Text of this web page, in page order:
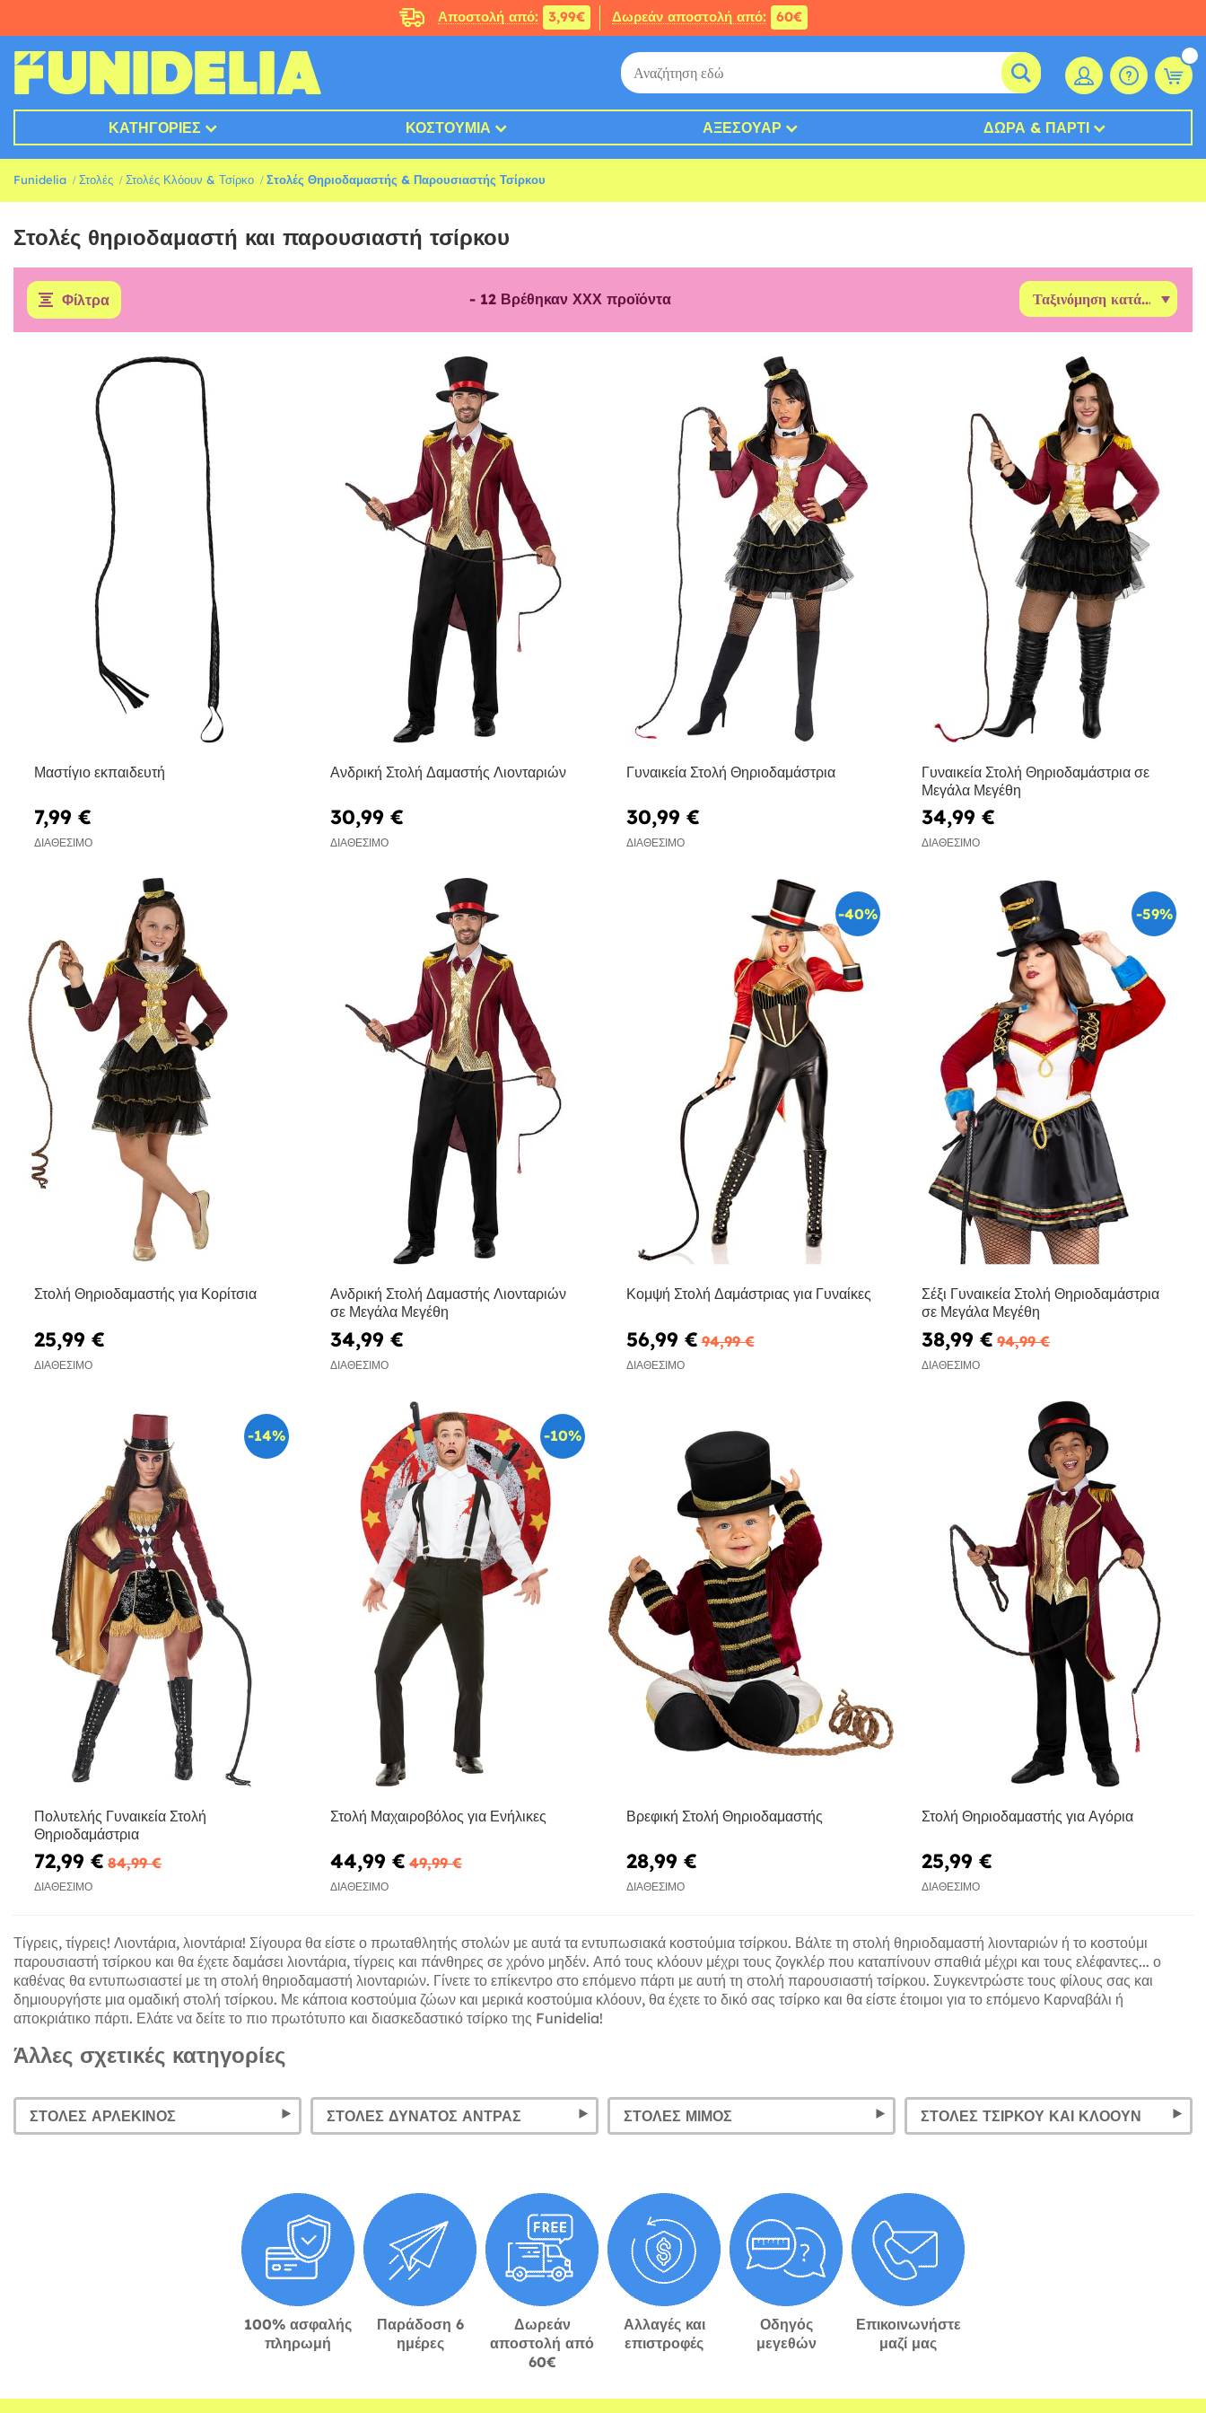
Αποστολή από: 3,99€ Δωρεάν αποστολή από: 60€
ΚΑΤΗΓΟΡΊΕΣ ΚΟΣΤΟΎΜΙΑ ΑΞΕΣΟΥΆΡ ΔΏΡΑ & ΠΆΡΤΙ
Funidelia Στολές Στολές Κλόουν & Τσίρκο Στολές Θηριοδαμαστής & Παρουσιαστής Τσίρκου
Στολές θηριοδαμαστή και παρουσιαστή τσίρκου
Φίλτρα - 12 Βρέθηκαν ΧΧΧ προϊόντα
Μαστίγιο εκπαιδευτή
7,99 €
ΔΙΑΘΈΣΙΜΟ
Ανδρική Στολή Δαμαστής Λιονταριών
30,99 €
ΔΙΑΘΈΣΙΜΟ
Γυναικεία Στολή Θηριοδαμάστρια
30,99 €
ΔΙΑΘΈΣΙΜΟ
Γυναικεία Στολή Θηριοδαμάστρια σε
Μεγάλα Μεγέθη
34,99 €
ΔΙΑΘΈΣΙΜΟ
Στολή Θηριοδαμαστής για Κορίτσια
25,99 €
ΔΙΑΘΈΣΙΜΟ
Ανδρική Στολή Δαμαστής Λιονταριών
σε Μεγάλα Μεγέθη
34,99 €
ΔΙΑΘΈΣΙΜΟ
-40%
Κομψή Στολή Δαμάστριας για Γυναίκες
56,99 € 94,99 €
ΔΙΑΘΈΣΙΜΟ
-59%
Σέξι Γυναικεία Στολή Θηριοδαμάστρια
σε Μεγάλα Μεγέθη
38,99 € 94,99 €
ΔΙΑΘΈΣΙΜΟ
-14%
Πολυτελής Γυναικεία Στολή
Θηριοδαμάστρια
72,99 € 84,99 €
ΔΙΑΘΈΣΙΜΟ
-10%
Στολή Μαχαιροβόλος για Ενήλικες
44,99 € 49,99 €
ΔΙΑΘΈΣΙΜΟ
Βρεφική Στολή Θηριοδαμαστής
28,99 €
ΔΙΑΘΈΣΙΜΟ
Στολή Θηριοδαμαστής για Αγόρια
25,99 €
ΔΙΑΘΈΣΙΜΟ
Τίγρεις, τίγρεις! Λιοντάρια, λιοντάρια! Σίγουρα θα είστε ο πρωταθλητής στολών με αυτά τα εντυπωσιακά κοστούμια τσίρκου. Βάλτε τη στολή θηριοδαμαστή λιονταριών ή το κοστούμι
παρουσιαστή τσίρκου και θα έχετε δαμάσει λιοντάρια, τίγρεις και πάνθηρες σε χρόνο μηδέν. Από τους κλόουν μέχρι τους ζογκλέρ που καταπίνουν σπαθιά μέχρι και τους ελέφαντες... ο
καθένας θα εντυπωσιαστεί με τη στολή θηριοδαμαστή λιονταριών. Γίνετε το επίκεντρο στο επόμενο πάρτι με αυτή τη στολή παρουσιαστή τσίρκου. Συγκεντρώστε τους φίλους σας και
δημιουργήστε μια ομαδική στολή τσίρκου. Με κάποια κοστούμια ζώων και μερικά κοστούμια κλόουν, θα έχετε το δικό σας τσίρκο και θα είστε έτοιμοι για το επόμενο Καρναβάλι ή
αποκριάτικο πάρτι. Ελάτε να δείτε το πιο πρωτότυπο και διασκεδαστικό τσίρκο της Funidelia!
Άλλες σχετικές κατηγορίες
ΣΤΟΛΈΣ ΑΡΛΕΚΊΝΟΣ ΣΤΟΛΈΣ ΔΥΝΑΤΌΣ ΆΝΤΡΑΣ ΣΤΟΛΈΣ ΜΊΜΟΣ ΣΤΟΛΈΣ ΤΣΊΡΚΟΥ ΚΑΙ ΚΛΌΟΥΝ
100% ασφαλής
πληρωμή
Παράδοση 6
ημέρες
Δωρεάν
αποστολή από
60€
Αλλαγές και
επιστροφές
Οδηγός
μεγεθών
Επικοινωνήστε
μαζί μας